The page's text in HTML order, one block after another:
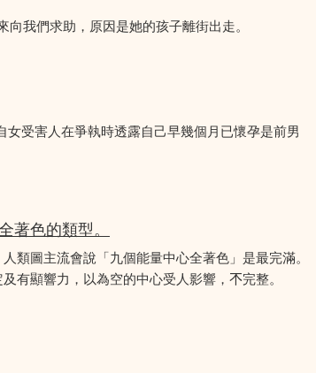
我們求助，原因是她的孩子離街出走。
受害人在爭執時透露自己早幾個月已懷孕是前男
色的類型。
類圖主流會說「九個能量中心全著色」是最完滿。
有顯響力，以為空的中心受人影響，𣎴完整。